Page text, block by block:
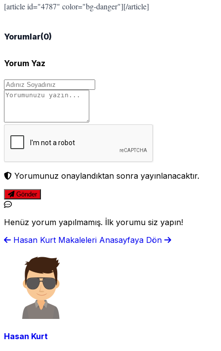
[article id="4787" color="bg-danger"][/article]
Yorumlar(0)
Yorum Yaz
Yorumunuz onaylandıktan sonra yayınlanacaktır.
Gönder
Henüz yorum yapılmamış. İlk yorumu siz yapın!
Hasan Kurt Makaleleri Anasayfaya Dön
Hasan Kurt